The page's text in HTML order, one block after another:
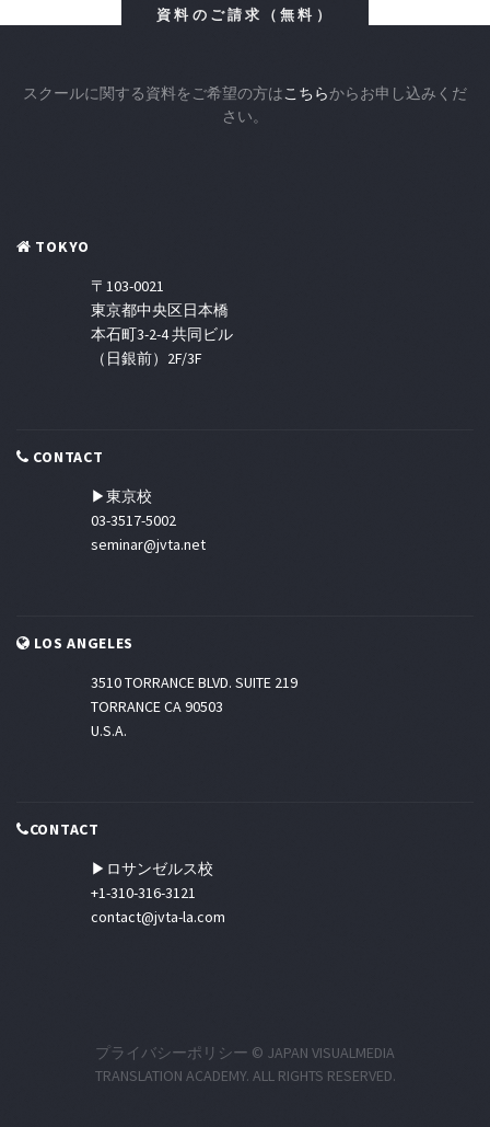
資料のご請求（無料）
スクールに関する資料をご希望の方はこちらからお申し込みくだ
さい。
TOKYO
〒103-0021
東京都中央区日本橋
本石町3-2-4 共同ビル
（日銀前）2F/3F
CONTACT
▶東京校
03-3517-5002
seminar@jvta.net
LOS ANGELES
3510 TORRANCE BLVD. SUITE 219
TORRANCE CA 90503
U.S.A.
CONTACT
▶ロサンゼルス校
+1-310-316-3121
contact@jvta-la.com
プライバシーポリシー © JAPAN VISUALMEDIA
TRANSLATION ACADEMY. ALL RIGHTS RESERVED.